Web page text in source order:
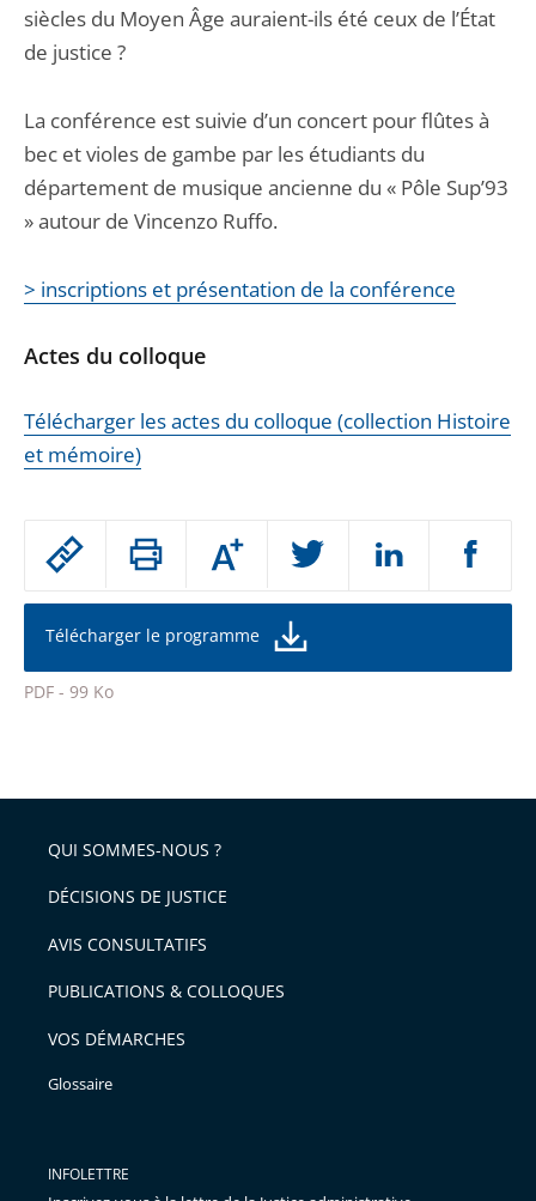
Passer
partage
de
l'article
pour
Augmenter
ou
la
de
police
Télécharger le programme
PDF - 99 Ko
l'article
pour
avant
siècles du Moyen Âge auraient-ils été ceux de l’État
de justice ?
La conférence est suivie d’un concert pour flûtes à
bec et violes de gambe par les étudiants du
département de musique ancienne du « Pôle Sup’93
» autour de Vincenzo Ruffo.
> inscriptions et présentation de la conférence
Actes du colloque
Télécharger les actes du colloque (collection Histoire
et mémoire)
QUI SOMMES-NOUS ?
DÉCISIONS DE JUSTICE
AVIS CONSULTATIFS
PUBLICATIONS & COLLOQUES
VOS DÉMARCHES
Glossaire
INFOLETTRE